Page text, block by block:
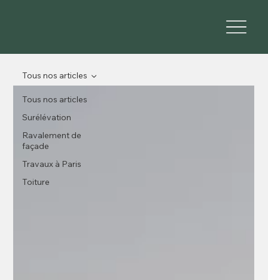
Tous nos articles
Surélévation
Ravalement de
façade
Travaux à Paris
Toiture
Tous nos articles